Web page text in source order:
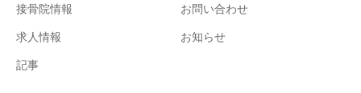
接骨院情報
お問い合わせ
求人情報
お知らせ
記事